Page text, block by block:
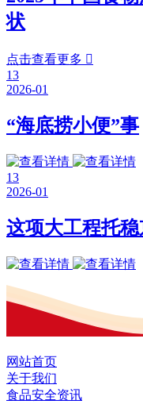
状
点击查看更多 
13
2026-01
“海底捞小便”事
13
2026-01
这项大工程托稳
网站首页
关于我们
食品安全资讯